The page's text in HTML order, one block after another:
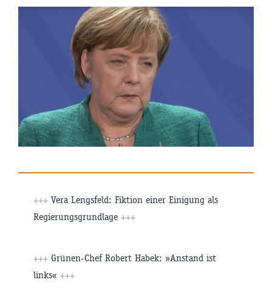
+++ Vera Lengsfeld: Fiktion einer Einigung als
Regierungsgrundlage +++
+++ Grünen-Chef Robert Habek: »Anstand ist
links« +++